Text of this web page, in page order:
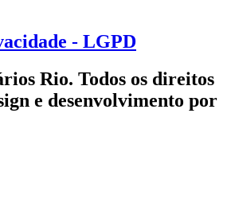
- LGPD
Rio. Todos os direitos
e desenvolvimento por